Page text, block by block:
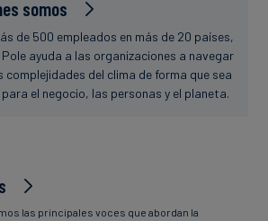
somos
de 500 empleados en más de 20 países,
ayuda a las organizaciones a navegar
complejidades del clima de forma que sea
para el negocio, las personas y el planeta.
las principales voces que abordan la